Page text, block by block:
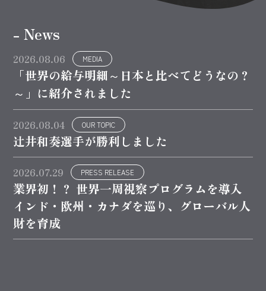
- News
2026.08.06 MEDIA
「世界の給与明細～日本と比べてどうなの？
～」に紹介されました
2026.08.04 OUR TOPIC
辻井和奏選手が勝利しました
2026.07.29 PRESS RELEASE
業界初！？ 世界一周視察プログラムを導入
インド・欧州・カナダを巡り、グローバル人
財を育成